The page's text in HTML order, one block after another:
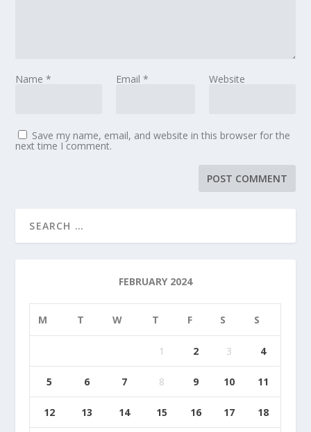
Name* Email * Website
Save my name, email, and website in this browser for the
next time I comment.
FEBRUARY 2024
M T W T F S S
1 2 3 4
5 6 7 8 9 10 11
12 13 14 15 16 17 18